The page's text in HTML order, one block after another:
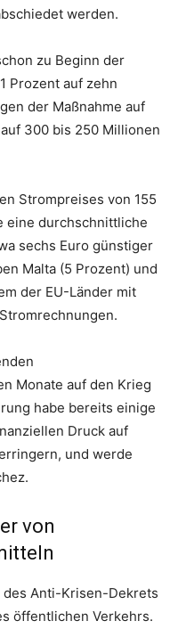
werden.
zu Beginn der
Prozent auf zehn
der Maßnahme auf
300 bis 250 Millionen
Strompreises von 155
eine durchschnittliche
sechs Euro günstiger
Malta (5 Prozent) und
der EU-Länder mit
Monate auf den Krieg
habe bereits einige
Druck auf
und werde
von
Anti-Krisen-Dekrets
öffentlichen Verkehrs.